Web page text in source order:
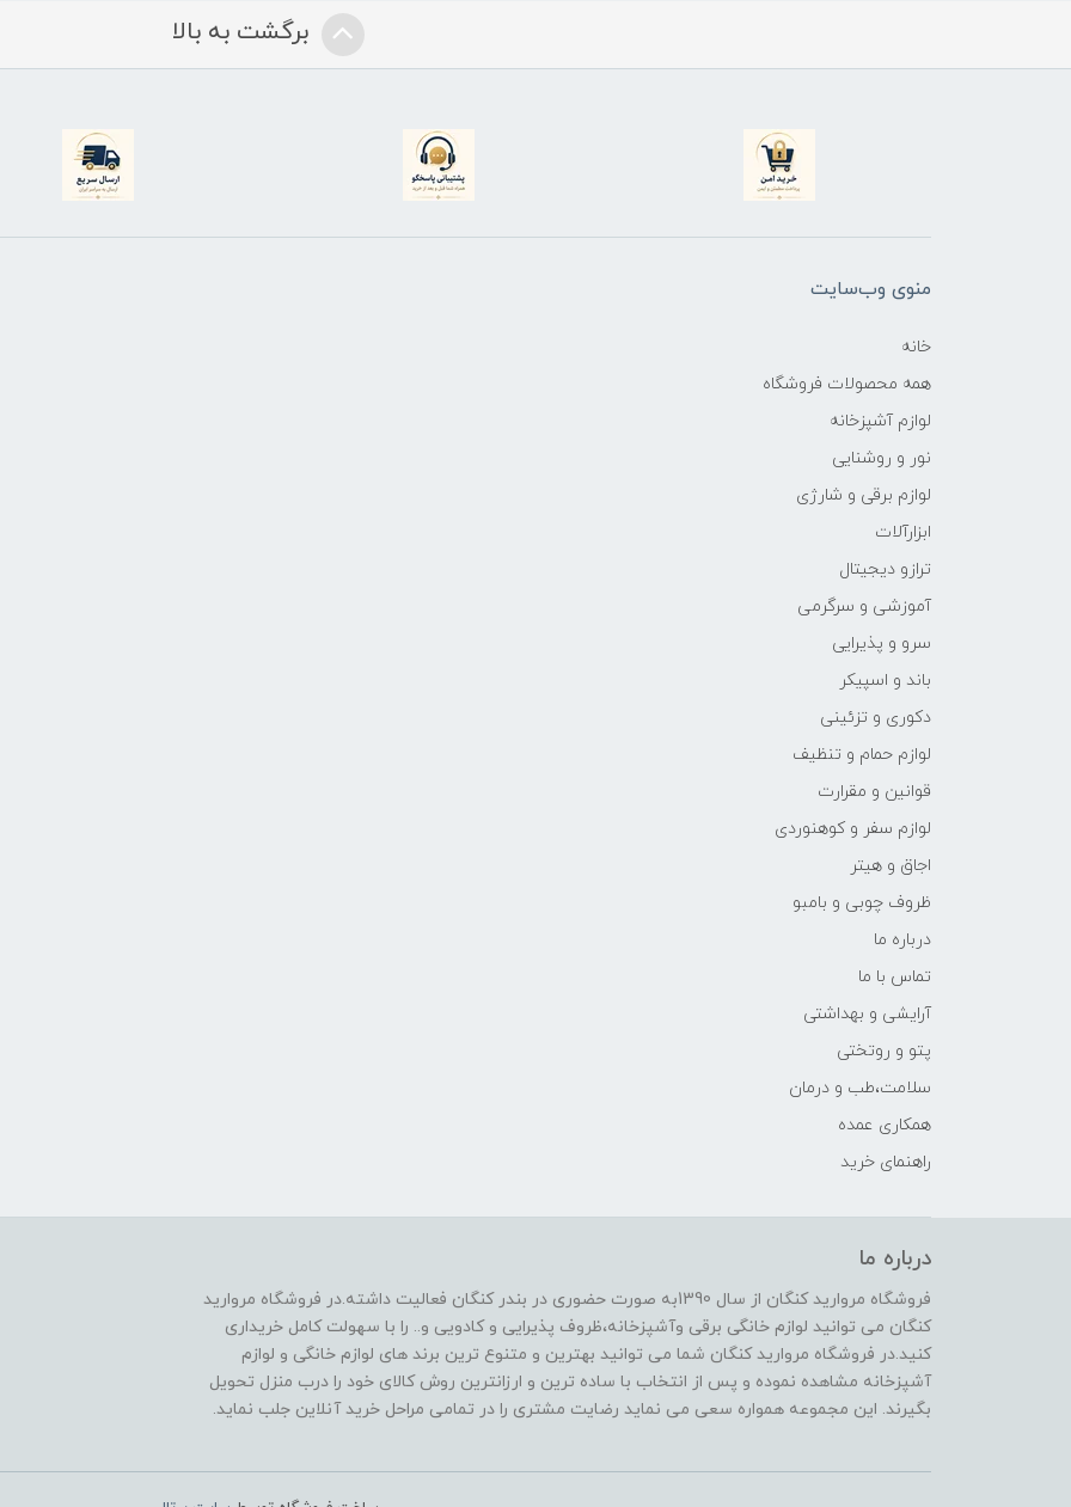
برگشت به بالا
منوی وب‌سایت
خانه
همه محصولات فروشگاه
لوازم آشپزخانه
نور و روشنایی
لوازم برقی و شارژی
ابزارآلات
ترازو دیجیتال
آموزشی و سرگرمی
سرو و پذیرایی
باند و اسپیکر
دکوری و تزئینی
لوازم حمام و تنظیف
قوانین و مقرارت
لوازم سفر و کوهنوردی
اجاق و هیتر
ظروف چوبی و بامبو
درباره ما
تماس با ما
آرایشی و بهداشتی
پتو و روتختی
سلامت،طب و درمان
همکاری عمده
راهنمای خرید
درباره ما
فروشگاه مروارید کنگان از سال 1390به صورت حضوری در بندر کنگان فعالیت داشته.در فروشگاه مروارید
کنگان می توانید لوازم خانگی برقی وآشپزخانه،ظروف پذیرایی و کادویی و.. را با سهولت کامل خریداری
کنید.در فروشگاه مروارید کنگان شما می توانید بهترین و متنوع ترین برند های لوازم خانگی و لوازم
آشپزخانه مشاهده نموده و پس از انتخاب با ساده ترین و ارزانترین روش کالای خود را درب منزل تحویل
بگیرند. این مجموعه همواره سعی می نماید رضایت مشتری را در تمامی مراحل خرید آنلاین جلب نماید.